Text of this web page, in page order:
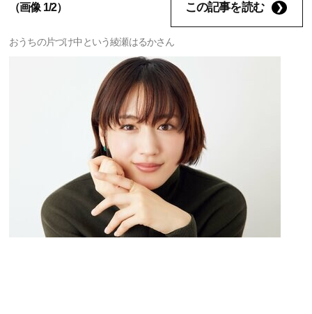
（画像 1/2） この記事を読む
おうちの片づけ中という綾瀬はるかさん